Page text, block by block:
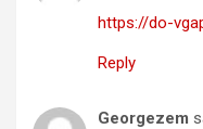
https://do-
Reply
Georgezem